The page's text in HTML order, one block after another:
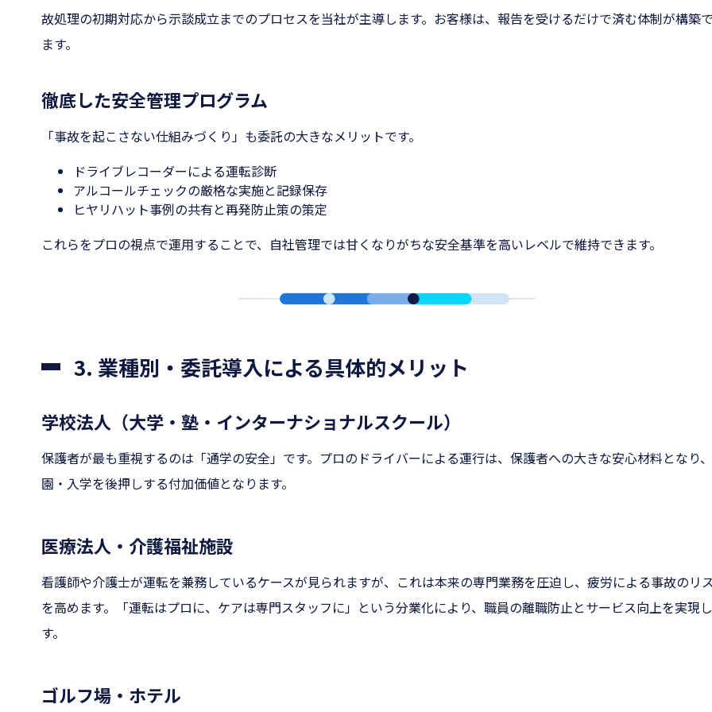
故処理の初期対応から示談成立までのプロセスを当社が主導します。お客様は、報告を受けるだけで済む体制が構築
ます。
徹底した安全管理プログラム
「事故を起こさない仕組みづくり」も委託の大きなメリットです。
ドライブレコーダーによる運転診断
アルコールチェックの厳格な実施と記録保存
ヒヤリハット事例の共有と再発防止策の策定
これらをプロの視点で運用することで、自社管理では甘くなりがちな安全基準を高いレベルで維持できます。
3. 業種別・委託導入による具体的メリット
学校法人（大学・塾・インターナショナルスクール）
保護者が最も重視するのは「通学の安全」です。プロのドライバーによる運行は、保護者への大きな安心材料となり
園・入学を後押しする付加価値となります。
医療法人・介護福祉施設
看護師や介護士が運転を兼務しているケースが見られますが、これは本来の専門業務を圧迫し、疲労による事故のリ
を高めます。「運転はプロに、ケアは専門スタッフに」という分業化により、職員の離職防止とサービス向上を実現
す。
ゴルフ場・ホテル